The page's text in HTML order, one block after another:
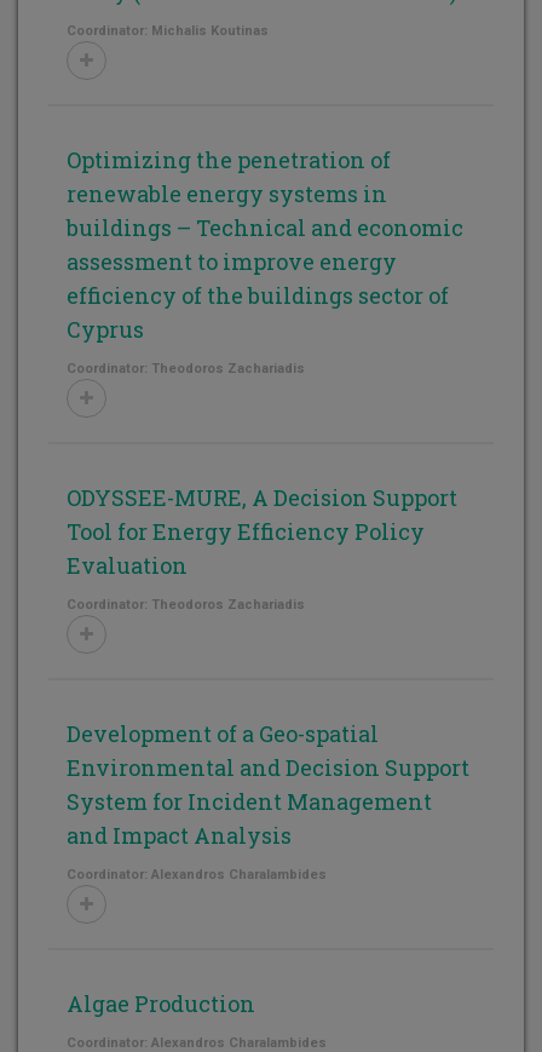
Coordinator: Michalis Koutinas
Optimizing the penetration of
renewable energy systems in
buildings – Technical and economic
assessment to improve energy
efficiency of the buildings sector of
Cyprus
Coordinator: Theodoros Zachariadis
ODYSSEE-MURE, A Decision Support
Tool for Energy Efficiency Policy
Evaluation
Coordinator: Theodoros Zachariadis
Development of a Geo-spatial
Environmental and Decision Support
System for Incident Management
and Impact Analysis
Coordinator: Alexandros Charalambides
Algae Production
Coordinator: Alexandros Charalambides